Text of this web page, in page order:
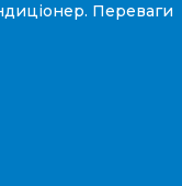
Переваги